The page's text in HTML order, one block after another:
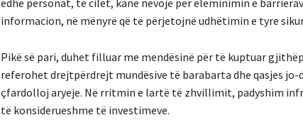
informacion, në mënyrë që të përjetojnë udhëtimin e tyre
Pikë së pari, duhet filluar me mendësinë për të kuptuar
referohet drejtpërdrejt mundësive të barabarta dhe qasjes
çfardolloj aryeje. Në rritmin e lartë të zhvillimit, padyshim
të konsiderueshme të investimeve.